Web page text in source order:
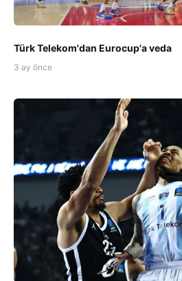
Türk Telekom'dan Eurocup'a veda
3 ay önce